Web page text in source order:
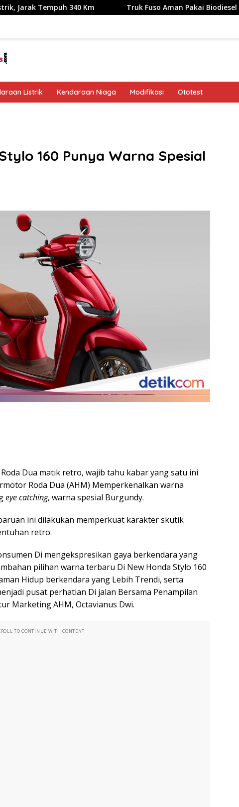
340 Km Truk Fuso Aman Pakai Biodiesel B50, tapi Ada
Listrik Kendaraan Niaga Modifikasi Ototest
160 Punya Warna Spesial
Dua matik retro, wajib tahu kabar yang satu ini
Roda Dua (AHM) Memperkenalkan warna
eye catching, warna spesial Burgundy.
ini dilakukan memperkuat karakter skutik
retro.
Di mengekspresikan gaya berkendara yang
pilihan warna terbaru Di New Honda Stylo 160
Hidup berkendara yang Lebih Trendi, serta
pusat perhatian Di jalan Bersama Penampilan
Marketing AHM, Octavianus Dwi.
TO CONTINUE WITH CONTENT